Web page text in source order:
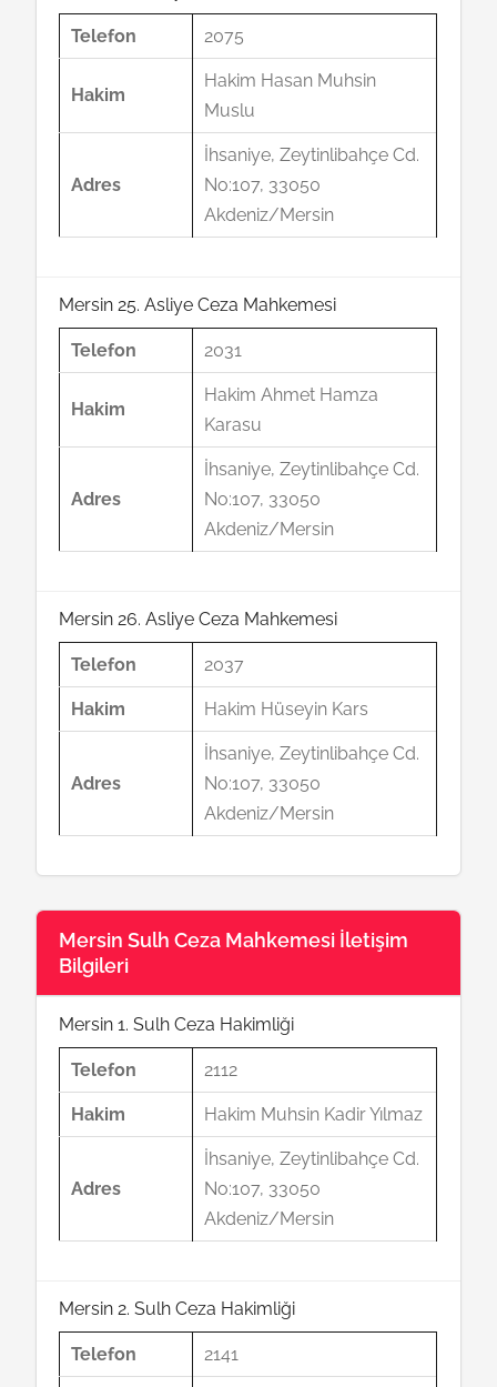
Telefon 2075
Hakim
Hakim Hasan Muhsin
Muslu
Adres
İhsaniye, Zeytinlibahçe Cd.
No:107, 33050
Akdeniz/Mersin
Mersin 25. Asliye Ceza Mahkemesi
Telefon 2031
Hakim
Hakim Ahmet Hamza
Karasu
Adres
İhsaniye, Zeytinlibahçe Cd.
No:107, 33050
Akdeniz/Mersin
Mersin 26. Asliye Ceza Mahkemesi
Telefon 2037
Hakim Hakim Hüseyin Kars
Adres
İhsaniye, Zeytinlibahçe Cd.
No:107, 33050
Akdeniz/Mersin
Mersin Sulh Ceza Mahkemesi İletişim
Bilgileri
Mersin 1. Sulh Ceza Hakimliği
Telefon 2112
Hakim Hakim Muhsin Kadir Yılmaz
Adres
İhsaniye, Zeytinlibahçe Cd.
No:107, 33050
Akdeniz/Mersin
Mersin 2. Sulh Ceza Hakimliği
Telefon 2141